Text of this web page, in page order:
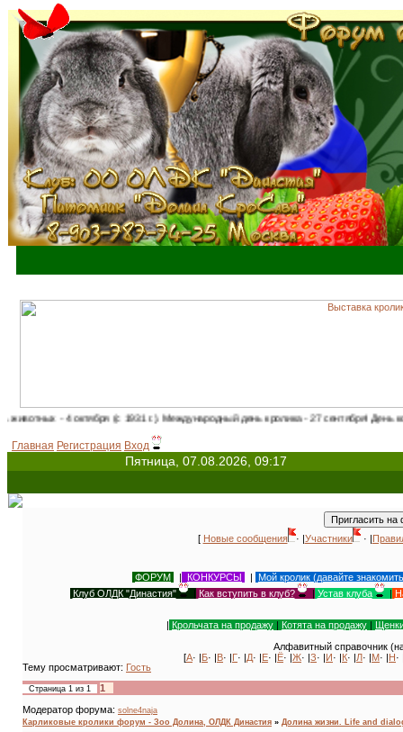
(с 1931 г.). Международный день кролика - 27 сентября! День кошек в
Главная Регистрация Вход
Пятница, 07.08.2026, 09:17
[ Новые сообщения · |Участники · |
ФОРУМ | КОНКУРСЫ | Мой кролик (давайте
Клуб ОЛДК "Династия"
| Как вступить в клуб? | Устав клуба |
| Крольчата на продажу | Котята на продажу |
Алфавитный справочник
[А· |Б· |В· |Г· |Д· |Е· |Ё· |Ж· |З· |И· |К· |Л· |М· |Н·
Тему просматривают: Гость
Страница 1 из 1
1
Модератор форума: solne4naja
Карликовые кролики форум - Зоо Долина, ОЛДК Династия » Долина жизни. Life and